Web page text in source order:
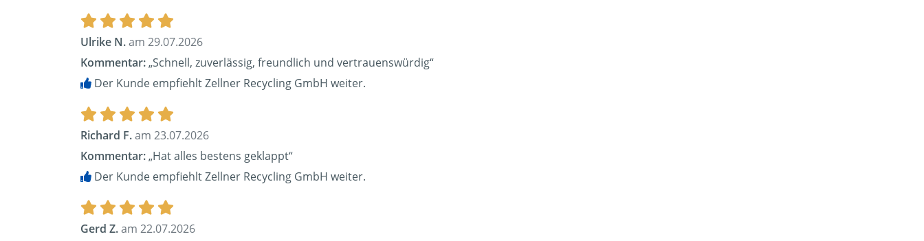
Ulrike N.am 29.07.2026
Kommentar:„Schnell, zuverlässig, freundlich und vertrauenswürdig“
Der Kunde empfiehlt Zellner Recycling GmbH weiter.
Richard F.am 23.07.2026
Kommentar:„Hat alles bestens geklappt“
Der Kunde empfiehlt Zellner Recycling GmbH weiter.
Gerd Z.am 22.07.2026